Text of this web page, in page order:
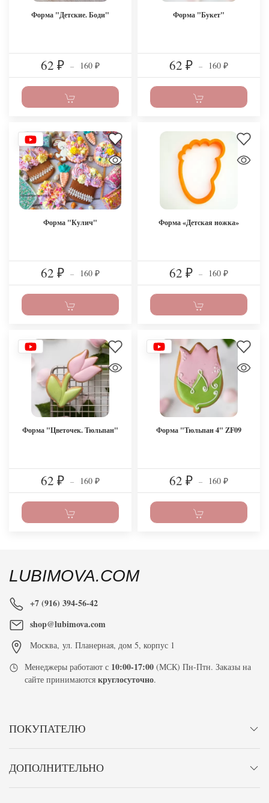
Форма "Детские. Боди"
62 ₽ – 160 ₽
Форма "Букет"
62 ₽ – 160 ₽
Форма "Кулич"
62 ₽ – 160 ₽
Форма «Детская ножка»
62 ₽ – 160 ₽
Форма "Цветочек. Тюльпан"
62 ₽ – 160 ₽
Форма "Тюльпан 4" ZF09
62 ₽ – 160 ₽
LUBIMOVA.COM
+7 (916) 394-56-42
shop@lubimova.com
Москва, ул. Планерная, дом 5, корпус 1
Менеджеры работают с 10:00-17:00 (МСК) Пн-Птн. Заказы на
сайте принимаютсякруглосуточно.
ПОКУПАТЕЛЮ
ДОПОЛНИТЕЛЬНО